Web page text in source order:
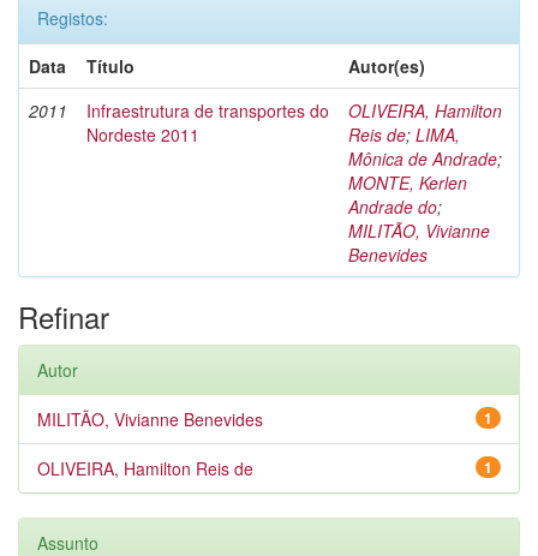
Registos:
Data
Título
Autor(es)
2011
Infraestrutura de transportes do
Nordeste 2011
OLIVEIRA, Hamilton
Reis de; LIMA,
Mônica de Andrade;
MONTE, Kerlen
Andrade do;
MILITÃO, Vivianne
Benevides
Refinar
Autor
1
MILITÃO, Vivianne Benevides
1
OLIVEIRA, Hamilton Reis de
Assunto